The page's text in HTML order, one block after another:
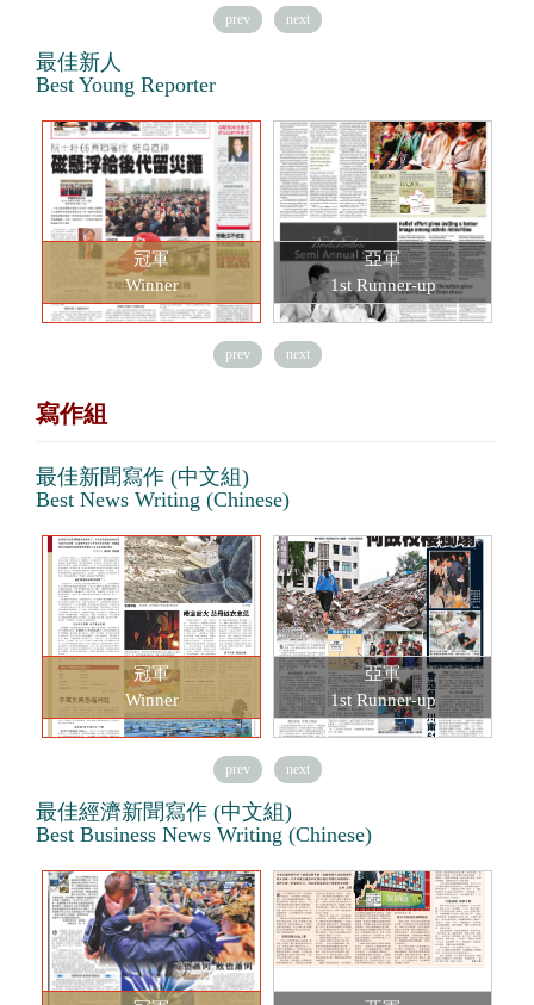
prev next
最佳新人
Best Young Reporter
冠軍
Winner
亞軍
1st Runner-up
prev next
寫作組
最佳新聞寫作 (中文組)
Best News Writing (Chinese)
冠軍
Winner
亞軍
1st Runner-up
prev next
最佳經濟新聞寫作 (中文組)
Best Business News Writing (Chinese)